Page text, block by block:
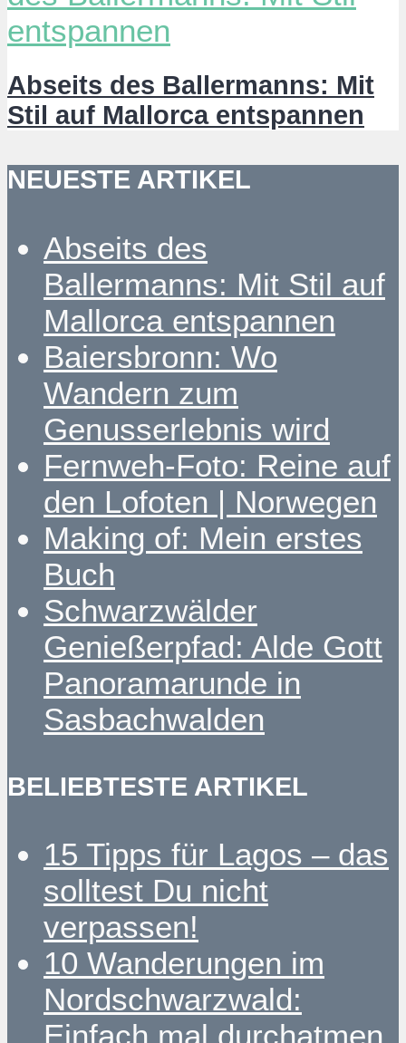
Abseits des Ballermanns: Mit
Stil auf Mallorca entspannen
NEUESTE ARTIKEL
Abseits des
Ballermanns: Mit Stil auf
Mallorca entspannen
Baiersbronn: Wo
Wandern zum
Genusserlebnis wird
Fernweh-Foto: Reine auf
den Lofoten | Norwegen
Making of: Mein erstes
Buch
Schwarzwälder
Genießerpfad: Alde Gott
Panoramarunde in
Sasbachwalden
BELIEBTESTE ARTIKEL
15 Tipps für Lagos – das
solltest Du nicht
verpassen!
10 Wanderungen im
Nordschwarzwald:
Einfach mal durchatmen